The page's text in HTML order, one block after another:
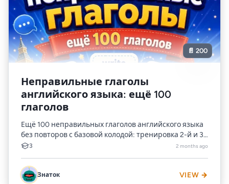
📄 200
Неправильные глаголы
английского языка: ещё 100
глаголов
Ещё 100 неправильных глаголов английского языка
без повторов с базовой колодой: тренировка 2-й и 3-
й формы irregular verbs с переводом, транскрипцией...
3 2 months ago
Знаток VIEW →